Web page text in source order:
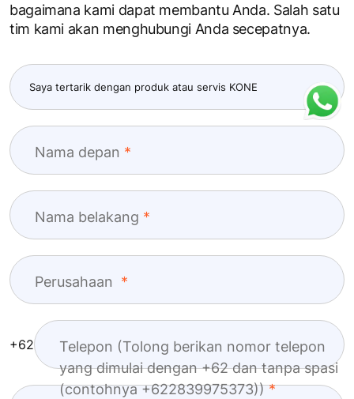
bagaimana kami dapat membantu Anda. Salah satu
tim kami akan menghubungi Anda secepatnya.
Nama depan
Nama belakang
Perusahaan
Telepon (Tolong berikan nomor telepon
yang dimulai dengan +62 dan tanpa spasi
(contohnya +622839975373))
+62